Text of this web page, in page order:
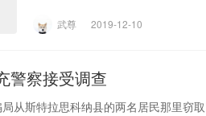
武尊 2019-12-10
警察接受调查
从斯特拉思科纳县的两名居民那里窃取